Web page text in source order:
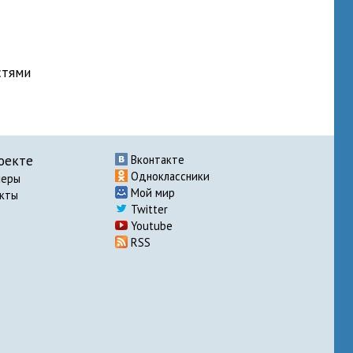
Вконтакте
Одноклассники
Мой мир
Twitter
Youtube
RSS